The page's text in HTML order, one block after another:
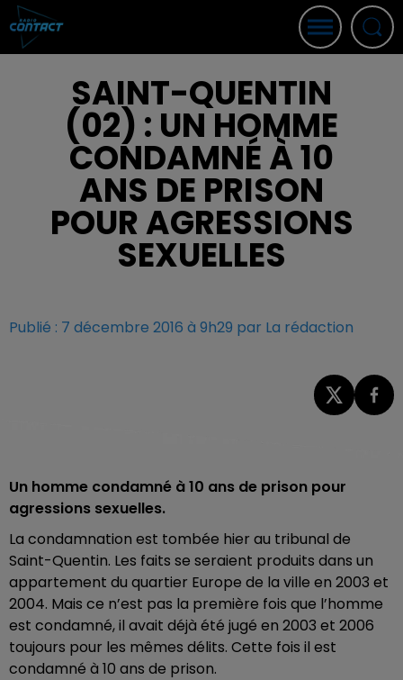
SAINT-QUENTIN
(02) : UN HOMME
CONDAMNÉ À 10
ANS DE PRISON
POUR AGRESSIONS
SEXUELLES
Publié : 7 décembre 2016 à 9h29 par La rédaction
Un homme condamné à 10 ans de prison pour
agressions sexuelles.
La condamnation est tombée hier au tribunal de
Saint-Quentin. Les faits se seraient produits dans un
appartement du quartier Europe de la ville en 2003 et
2004. Mais ce n’est pas la première fois que l’homme
est condamné, il avait déjà été jugé en 2003 et 2006
toujours pour les mêmes délits. Cette fois il est
condamné à 10 ans de prison.